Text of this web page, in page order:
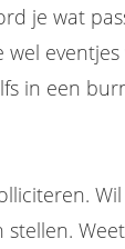
je wat
in een
Wil